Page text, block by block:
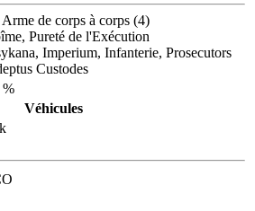
de corps à corps (4)
Pureté de l'Exécution
Imperium, Infanterie, Prosecutors
Custodes
%
Véhicules